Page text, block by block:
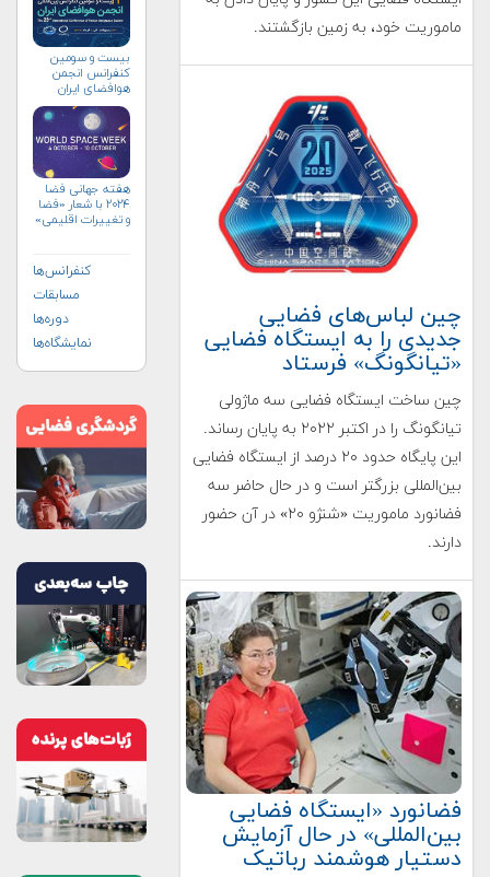
ماموریت خود، به زمین بازگشتند.
چین لباس‌های فضایی
جدیدی را به ایستگاه فضایی
«تیانگونگ» فرستاد
چین ساخت ایستگاه فضایی سه ماژولی
تیانگونگ را در اکتبر ۲۰۲۲ به پایان رساند.
این پایگاه حدود ۲۰ درصد از ایستگاه فضایی
بین‌المللی بزرگتر است و در حال حاضر سه
فضانورد ماموریت «شنژو ۲۰» در آن حضور
دارند.
فضانورد «ایستگاه فضایی
بین‌المللی» در حال آزمایش
دستیار هوشمند رباتیک
بیست و سومین
کنفرانس انجمن
هوافضای ايران
هفته جهانی فضا
۲۰۲۴ با شعار «فضا
و تغییرات اقلیمی»
کنفرانس‌ها
مسابقات
دوره‌ها
نمایشگاه‌ها